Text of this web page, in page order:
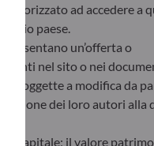
ad accedere a
paese.
un’offerta o
nel sito o nei
soggette a modifica da
dei loro autori alla
capitale; il valore